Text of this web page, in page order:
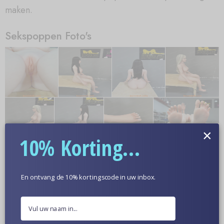
maken.
Sekspoppen Foto's
10% Korting...
En ontvang de 10% kortingscode in uw inbox.
×